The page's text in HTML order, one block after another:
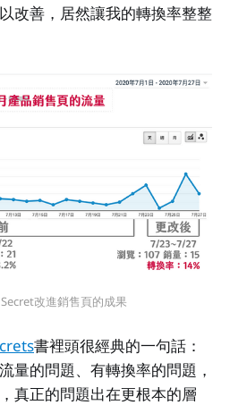
改善，居然讓我的轉換率整整
改進銷售頁的成果
書裡頭很經典的一句話：
量的問題、有轉換率的問題，
真正的問題出在更根本的層